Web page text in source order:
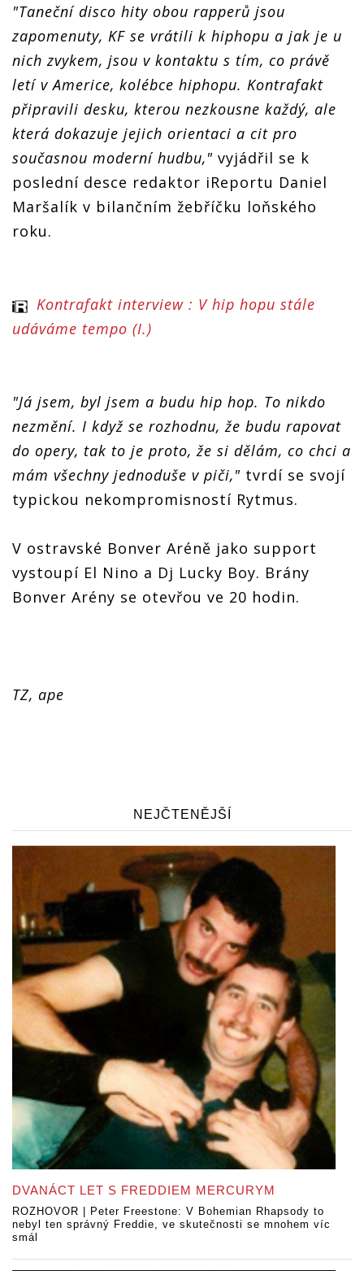
"Taneční disco hity obou rapperů jsou
zapomenuty, KF se vrátili k hiphopu a jak je u
nich zvykem, jsou v kontaktu s tím, co právě
letí v Americe, kolébce hiphopu. Kontrafakt
připravili desku, kterou nezkousne každý, ale
která dokazuje jejich orientaci a cit pro
současnou moderní hudbu," vyjádřil se k
poslední desce redaktor iReportu Daniel
Maršalík v bilančním žebříčku loňského
roku.
Kontrafakt interview : V hip hopu stále
udáváme tempo (I.)
"Já jsem, byl jsem a budu hip hop. To nikdo
nezmění. I když se rozhodnu, že budu rapovat
do opery, tak to je proto, že si dělám, co chci a
mám všechny jednoduše v piči," tvrdí se svojí
typickou nekompromisností Rytmus.
V ostravské Bonver Aréně jako support
vystoupí El Nino a Dj Lucky Boy. Brány
Bonver Arény se otevřou ve 20 hodin.
TZ, ape
NEJČTENĚJŠÍ
DVANÁCT LET S FREDDIEM MERCURYM
ROZHOVOR | Peter Freestone: V Bohemian Rhapsody to
nebyl ten správný Freddie, ve skutečnosti se mnohem víc
smál